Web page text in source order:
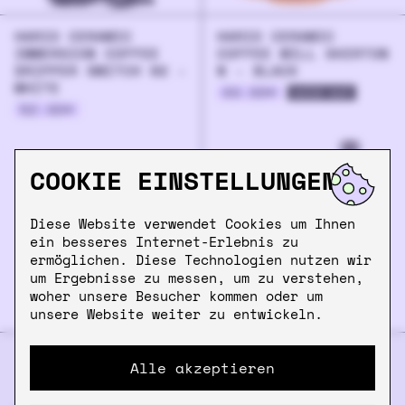
COOKIE EINSTELLUNGEN
Diese Website verwendet Cookies um Ihnen
ein besseres Internet-Erlebnis zu
ermöglichen. Diese Technologien nutzen wir
um Ergebnisse zu messen, um zu verstehen,
woher unsere Besucher kommen oder um
unsere Website weiter zu entwickeln.
Alle akzeptieren
HARIO CERAMIC
IMMERSION COFFEE
DRIPPER SWITCH 02 -
WHITE
52.90€
HARIO CERAMIC
COFFEE MILL SKERTON
N - BLACK
49.90€ sold out